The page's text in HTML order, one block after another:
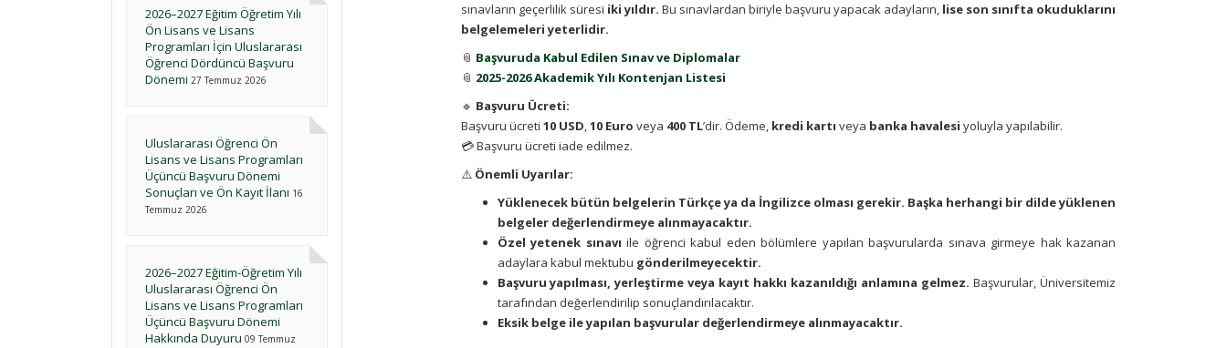
2026–2027 Eğitim Öğretim Yılı
Ön Lisans ve Lisans
Programları İçin Uluslararası
Öğrenci Dördüncü Başvuru
Dönemi 27 Temmuz 2026
Uluslararası Öğrenci Ön
Lisans ve Lisans Programları
Üçüncü Başvuru Dönemi
Sonuçları ve Ön Kayıt İlanı 16
Temmuz 2026
2026–2027 Eğitim-Öğretim Yılı
Uluslararası Öğrenci Ön
Lisans ve Lisans Programları
Üçüncü Başvuru Dönemi
Hakkında Duyuru 09 Temmuz
sınavların geçerlilik süresi iki yıldır. Bu sınavlardan biriyle başvuru yapacak adayların, lise son sınıfta okuduklarını
belgelemeleri yeterlidir.
📎 Başvuruda Kabul Edilen Sınav ve Diplomalar
📎 2025-2026 Akademik Yılı Kontenjan Listesi
🔹 Başvuru Ücreti:
Başvuru ücreti 10 USD,10 Euro veya 400 TL’dir. Ödeme, kredi kartı veya banka havalesi yoluyla yapılabilir.
💳 Başvuru ücreti iade edilmez.
⚠️ Önemli Uyarılar:
Yüklenecek bütün belgelerin Türkçe ya da İngilizce olması gerekir. Başka herhangi bir dilde yüklenen
belgeler değerlendirmeye alınmayacaktır.
Özel yetenek sınavı ile öğrenci kabul eden bölümlere yapılan başvurularda sınava girmeye hak kazanan
adaylara kabul mektubu gönderilmeyecektir.
Başvuru yapılması, yerleştirme veya kayıt hakkı kazanıldığı anlamına gelmez. Başvurular, Üniversitemiz
tarafından değerlendirilip sonuçlandırılacaktır.
Eksik belge ile yapılan başvurular değerlendirmeye alınmayacaktır.